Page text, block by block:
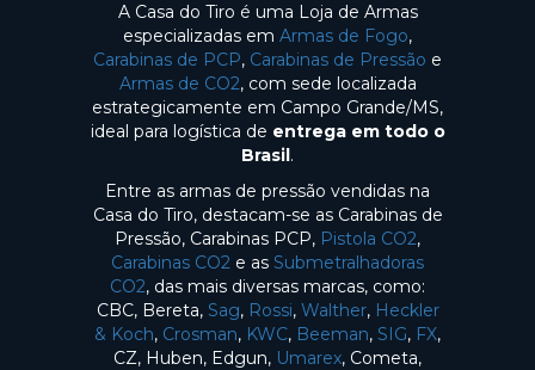
A Casa do Tiro é uma Loja de Armas
especializadas em Armas de Fogo,
Carabinas de PCP, Carabinas de Pressão e
Armas de CO2, com sede localizada
estrategicamente em Campo Grande/MS,
ideal para logística de entrega em todo o
Brasil.
Entre as armas de pressão vendidas na
Casa do Tiro, destacam-se as Carabinas de
Pressão, Carabinas PCP, Pistola CO2,
Carabinas CO2 e as Submetralhadoras
CO2, das mais diversas marcas, como:
CBC, Bereta, Sag, Rossi, Walther, Heckler
& Koch, Crosman, KWC, Beeman, SIG, FX,
CZ, Huben, Edgun, Umarex, Cometa,